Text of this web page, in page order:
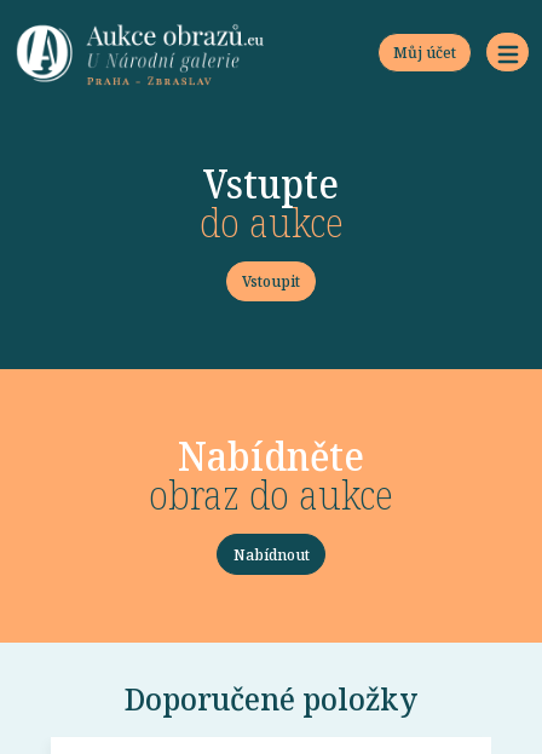
Můj účet
Vstupte
do aukce
Vstoupit
Nabídněte
obraz do aukce
Nabídnout
Doporučené položky